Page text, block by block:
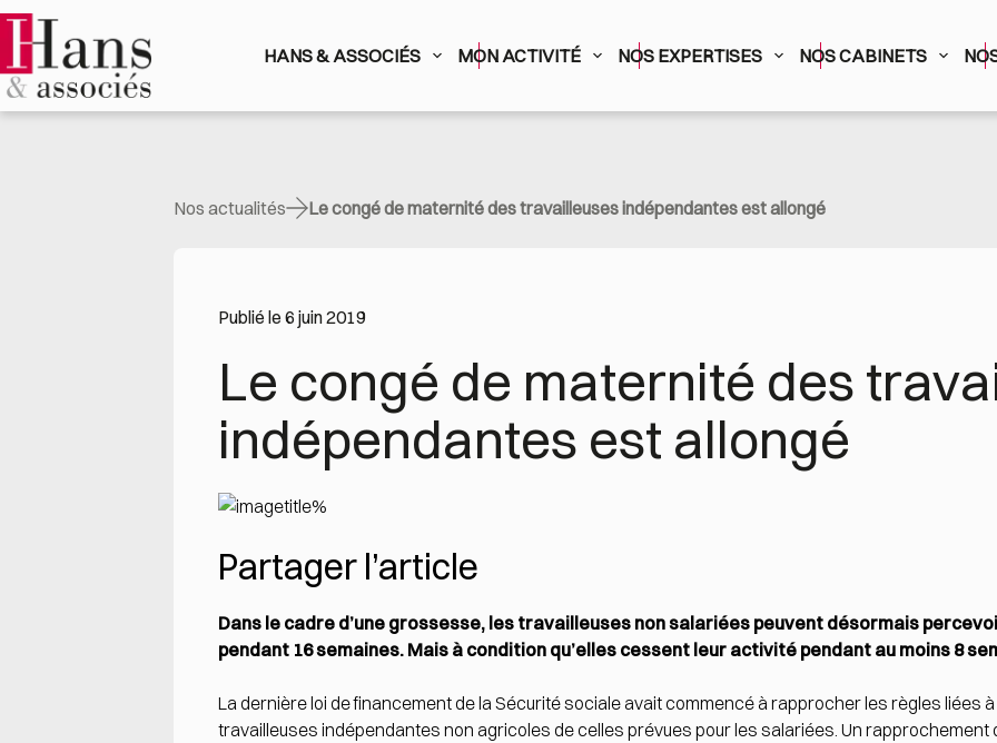
contenu
HANS & ASSOCIÉS MON ACTIVITÉ NOS EXPERTISES NOS CABINETS
Nos actualités Le congé de maternité des travailleuses indépendantes est allongé
Publié le 6 juin 2019
Le congé de maternité des
indépendantes est allongé
Partager l’article
Dans le cadre d’une grossesse, les travailleuses non salariées peuvent désormais
pendant 16 semaines. Mais à condition qu’elles cessent leur activité pendant au moins 8
La dernière loi de financement de la Sécurité sociale avait commencé à rapprocher les règles liées
travailleuses indépendantes non agricoles de celles prévues pour les salariées. Un rapprochement